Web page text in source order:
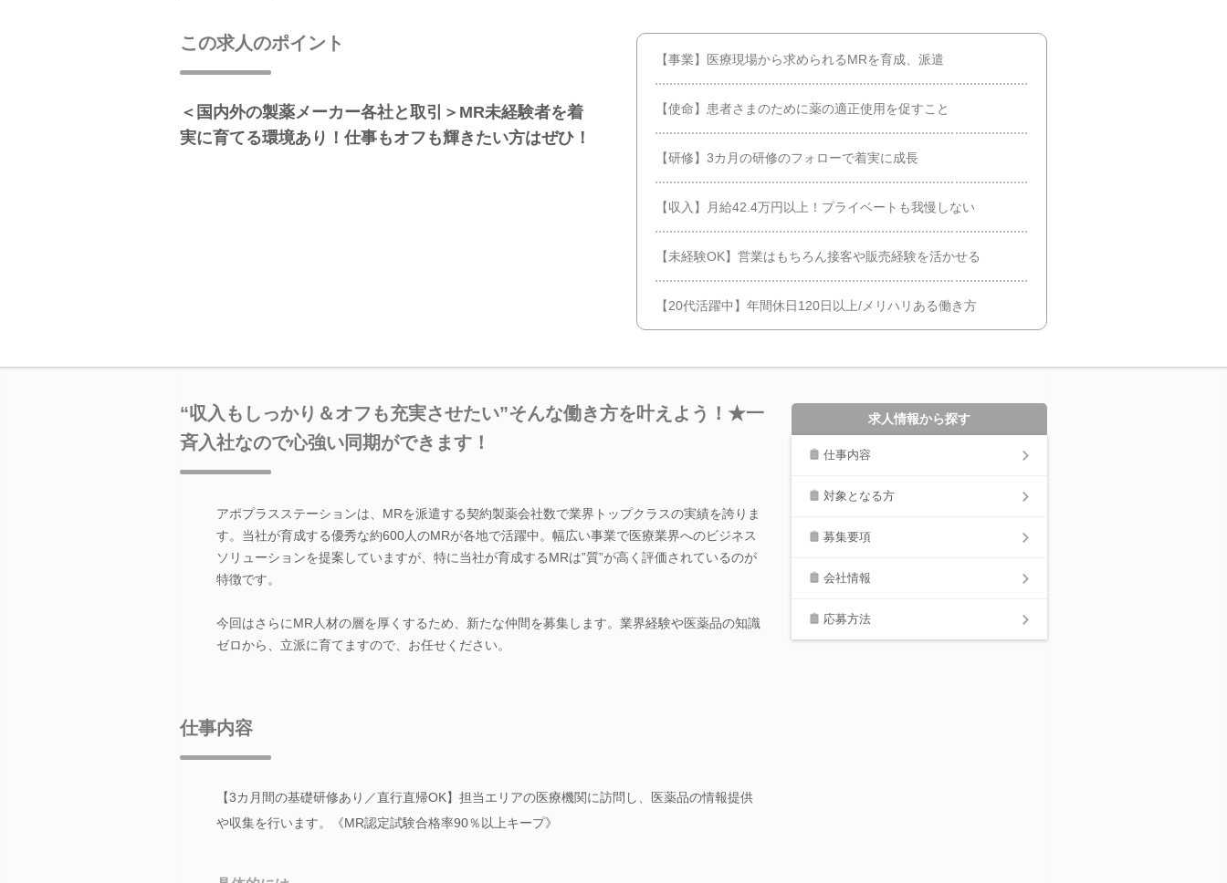
この求人のポイント
＜国内外の製薬メーカー各社と取引＞MR未経験者を着
実に育てる環境あり！仕事もオフも輝きたい方はぜひ！
【事業】医療現場から求められるMRを育成、派遣
【使命】患者さまのために薬の適正使用を促すこと
【研修】3カ月の研修のフォローで着実に成長
【収入】月給42.4万円以上！プライベートも我慢しない
【未経験OK】営業はもちろん接客や販売経験を活かせる
【20代活躍中】年間休日120日以上/メリハリある働き方
“収入もしっかり＆オフも充実させたい”そんな働き方を叶えよう！★一
斉入社なので心強い同期ができます！
アポプラスステーションは、MRを派遣する契約製薬会社数で業界トップクラスの実績を誇りま
す。当社が育成する優秀な約600人のMRが各地で活躍中。幅広い事業で医療業界へのビジネス
ソリューションを提案していますが、特に当社が育成するMRは”質”が高く評価されているのが
特徴です。
今回はさらにMR人材の層を厚くするため、新たな仲間を募集します。業界経験や医薬品の知識
ゼロから、立派に育てますので、お任せください。
仕事内容
【3カ月間の基礎研修あり／直行直帰OK】担当エリアの医療機関に訪問し、医薬品の情報提供
や収集を行います。《MR認定試験合格率90％以上キープ》
求人情報から探す
仕事内容
対象となる方
募集要項
会社情報
応募方法